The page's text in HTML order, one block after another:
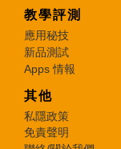
教學評測
應用秘技
新品測試
Apps 情報
其他
私隱政策
免責聲明